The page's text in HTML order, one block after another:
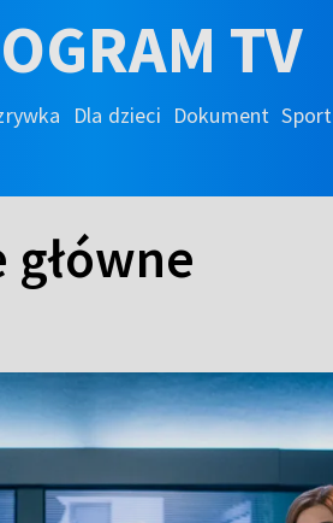
TV
Dla dzieci Dokument Sport